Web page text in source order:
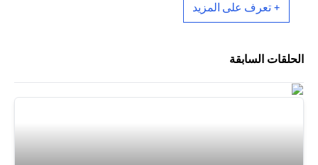
+ تعرف على المزيد
الحلقات السابقة